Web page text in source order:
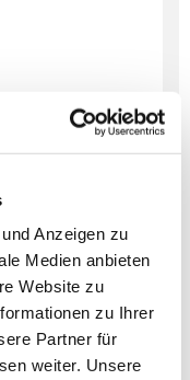
Anzeigen zu
Medien anbieten
Website zu
zu Ihrer
Partner für
weiter. Unsere
auch